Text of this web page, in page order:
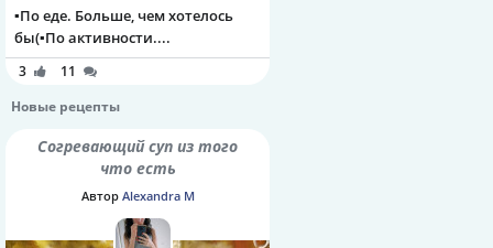
▪️По еде. Больше, чем хотелось
бы(▪️По активности....
3
11
Новые рецепты
Согревающий суп из того
что есть
Автор Alexandra M